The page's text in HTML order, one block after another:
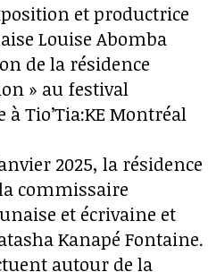
et productrice
Louise Abomba
de la résidence
» au festival
Tio’Tia:KE Montréal
2025, la résidence
commissaire
et écrivaine et
Kanapé Fontaine.
autour de la